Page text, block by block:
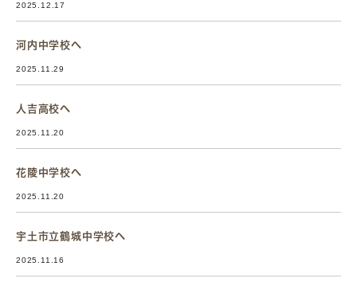
2025.12.17
河内中学校へ
2025.11.29
人吉高校へ
2025.11.20
花陵中学校へ
2025.11.20
宇土市立鶴城中学校へ
2025.11.16